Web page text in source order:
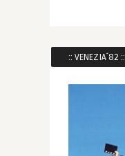
:: VENEZIA´82 ::